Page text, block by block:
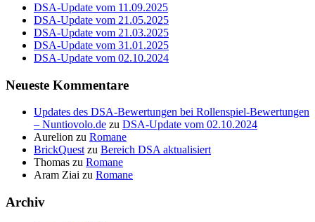
DSA-Update vom 11.09.2025
DSA-Update vom 21.05.2025
DSA-Update vom 21.03.2025
DSA-Update vom 31.01.2025
DSA-Update vom 02.10.2024
Neueste Kommentare
Updates des DSA-Bewertungen bei Rollenspiel-Bewertungen
– Nuntiovolo.de zu DSA-Update vom 02.10.2024
Aurelion zu Romane
BrickQuestzu Bereich DSA aktualisiert
Thomas zu Romane
Aram Ziai zu Romane
Archiv